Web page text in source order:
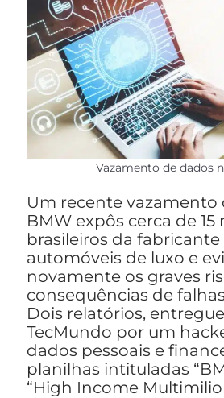
Vazamento de dados
Um recente vazamento
BMW expôs cerca de 15
brasileiros da fabricante
automóveis de luxo e
novamente os graves
consequências de
Dois relatórios,
TecMundo por um
dados pessoais e
planilhas intituladas
“High Income